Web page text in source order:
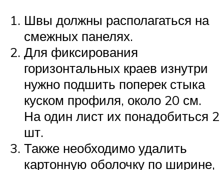
Швы должны располагаться на
смежных панелях.
Для фиксирования
горизонтальных краев изнутри
нужно подшить поперек стыка
куском профиля, около 20 см.
На один лист их понадобиться 2
шт.
Также необходимо удалить
картонную оболочку по ширине,